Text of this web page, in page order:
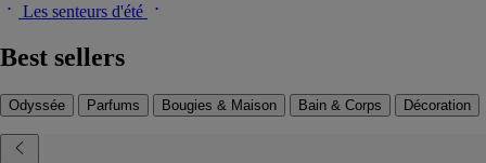
Les senteurs d'été
Best sellers
Odyssée Parfums Bougies & Maison Bain & Corps Décoration